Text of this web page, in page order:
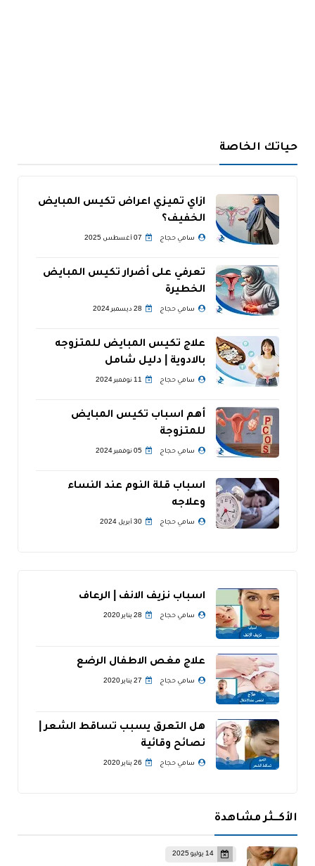
حياتك الخاصة
ازاي تميزي اعراض تكيس المبايض
الخفيف؟
سامي حجاج 07 أغسطس 2025
تعرفي على أضرار تكيس المبايض
الخطيرة
سامي حجاج 28 ديسمبر 2024
علاج تكيس المبايض للمتزوجه
بالادوية | دليل شامل
سامي حجاج 11 نوفمبر 2024
أهم اسباب تكيس المبايض
للمتزوجة
سامي حجاج 05 نوفمبر 2024
اسباب قلة النوم عند النساء
وعلاجه
سامي حجاج 30 أبريل 2024
اسباب نزيف الانف | الرعاف
سامي حجاج 28 يناير 2020
علاج مغص الاطفال الرضع
سامي حجاج 27 يناير 2020
هل التعرق يسبب تساقط الشعر |
نصائح وقائية
سامي حجاج 26 يناير 2020
الأكــثر مشاهدة
14 يوليو 2025